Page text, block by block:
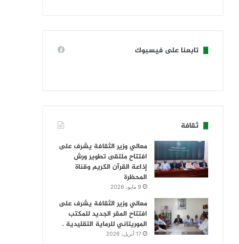
تابعنا على فيسبوك
ثقافة
معالي وزير الثقافة يشرف على
افتتاح ملتقى تطوير ورش
إذاعة القرآن الكريم وقناة
المحظرة
9 مايو، 2026
معالي وزير الثقافة يشرف على
افتتاح المقر الجديد للمكتب
الموريتاني للرماية التقليدية .
17 أبريل، 2026